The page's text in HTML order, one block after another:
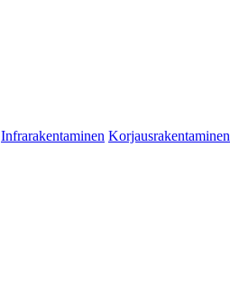
Infrarakentaminen Korjausrakentaminen